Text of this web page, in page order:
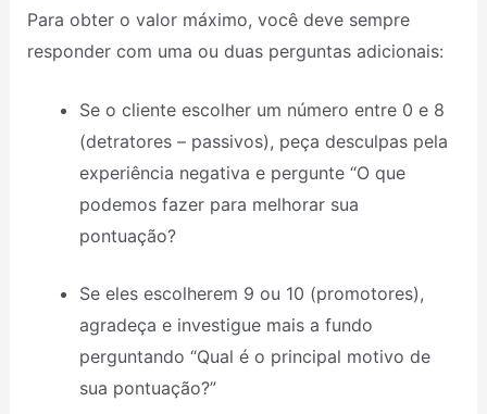
Para obter o valor máximo, você deve sempre
responder com uma ou duas perguntas adicionais:
Se o cliente escolher um número entre 0 e 8
(detratores – passivos), peça desculpas pela
experiência negativa e pergunte “O que
podemos fazer para melhorar sua
pontuação?
Se eles escolherem 9 ou 10 (promotores),
agradeça e investigue mais a fundo
perguntando “Qual é o principal motivo de
sua pontuação?”